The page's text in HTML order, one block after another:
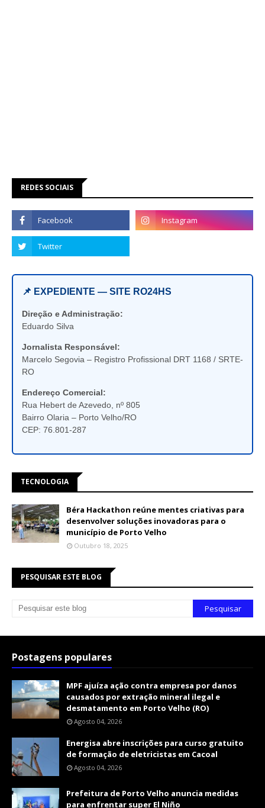
REDES SOCIAIS
📌 EXPEDIENTE — SITE RO24HS
Direção e Administração:
Eduardo Silva
Jornalista Responsável:
Marcelo Segovia – Registro Profissional DRT 1168 / SRTE-
RO
Endereço Comercial:
Rua Hebert de Azevedo, nº 805
Bairro Olaria – Porto Velho/RO
CEP: 76.801-287
TECNOLOGIA
Béra Hackathon reúne mentes criativas para
desenvolver soluções inovadoras para o
município de Porto Velho
Outubro 18, 2025
PESQUISAR ESTE BLOG
Postagens populares
MPF ajuíza ação contra empresa por danos
causados por extração mineral ilegal e
desmatamento em Porto Velho (RO)
Agosto 04, 2026
Energisa abre inscrições para curso gratuito
de formação de eletricistas em Cacoal
Agosto 04, 2026
Prefeitura de Porto Velho anuncia medidas
para enfrentar super El Niño